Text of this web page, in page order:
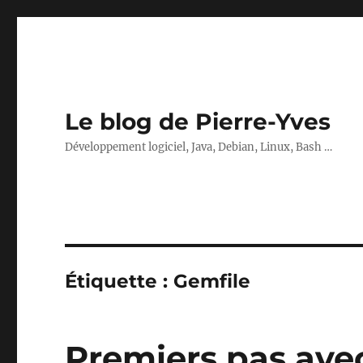
Le blog de Pierre-Yves
Développement logiciel, Java, Debian, Linux, Bash …
Étiquette : Gemfile